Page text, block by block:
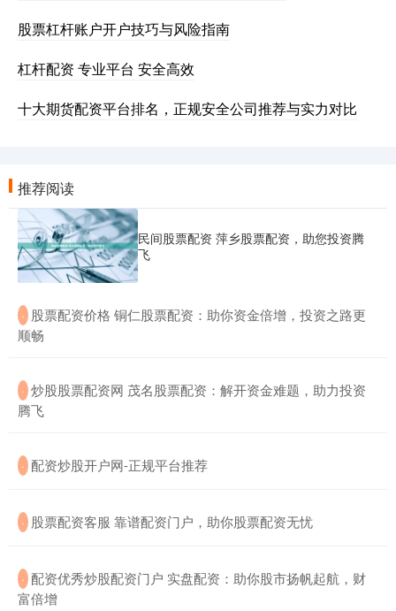
股票杠杆账户开户技巧与风险指南
杠杆配资 专业平台 安全高效
十大期货配资平台排名，正规安全公司推荐与实力对比
推荐阅读
民间股票配资 萍乡股票配资，助您投资腾
飞
· ​股票配资价格 铜仁股票配资：助你资金倍增，投资之路更
顺畅
· ​炒股股票配资网 茂名股票配资：解开资金难题，助力投资
腾飞
· ​配资炒股开户网-正规平台推荐
· ​股票配资客服 靠谱配资门户，助你股票配资无忧
· ​配资优秀炒股配资门户 实盘配资：助你股市扬帆起航，财
富倍增